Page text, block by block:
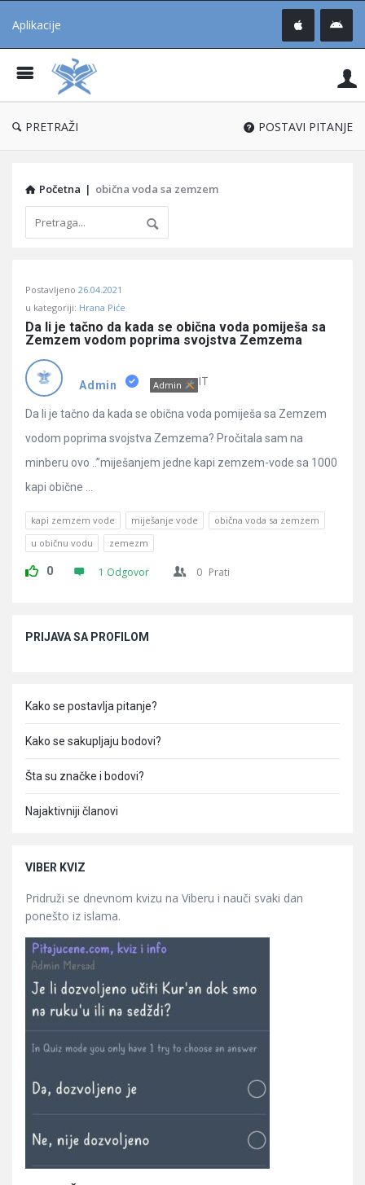
Aplikacije
®
PRETRAŽI POSTAVI PITANJE
Početna | obična voda sa zemzem
Učene
Latest
Pitanja
Postavljeno 26.04.2021
u kategoriji: Hrana Piće
Da li je tačno da kada se obična voda pomiješa sa
Zemzem vodom poprima svojstva Zemzema
Admin Admin IT
Da li je tačno da kada se obična voda pomiješa sa Zemzem
vodom poprima svojstva Zemzema? Pročitala sam na
minberu ovo ..”miješanjem jedne kapi zemzem-vode sa 1000
kapi obične ...
kapi zemzem vode miješanje vode
obična voda sa zemzem
u običnu vodu
zemezm
0 1 Odgovor 0 Prati
PRIJAVA SA PROFILOM
Kako se postavlja pitanje?
Kako se sakupljaju bodovi?
Šta su značke i bodovi?
Najaktivniji članovi
VIBER KVIZ
Pridruži se dnevnom kvizu na Viberu i nauči svaki dan
ponešto iz islama.